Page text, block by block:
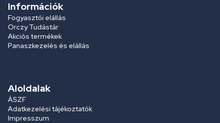
Információk
Fogyasztói elállás
Orczy Tudástár
Akciós termékek
Panaszkezelés és elállás
Aloldalak
ÁSZF
Adatkezelési tájékoztatók
Impresszum